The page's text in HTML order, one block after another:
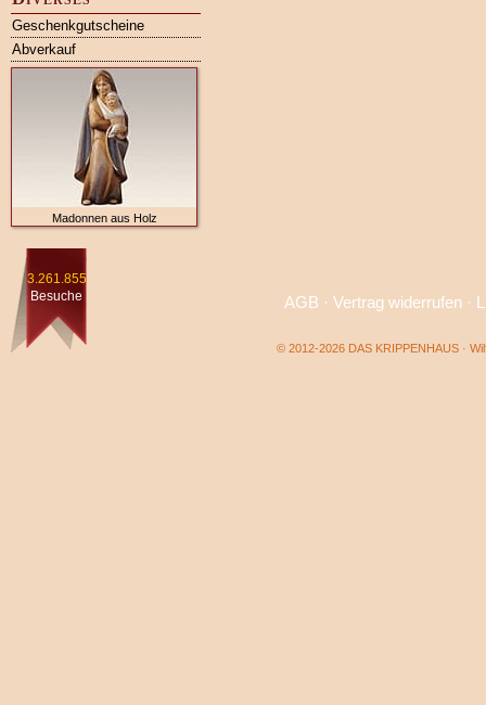
Geschenkgutscheine
Abverkauf
Madonnen aus Holz
3.261.855
Besuche
AGB · Vertrag widerrufen·
© 2012-2026 DAS KRIPPENHAUS ·